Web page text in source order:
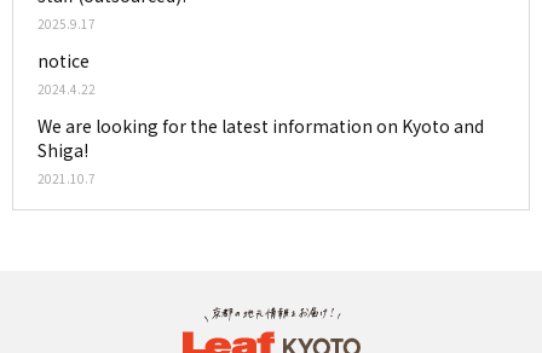
2025.9.17
notice
2024.4.22
We are looking for the latest information on Kyoto and
Shiga!
2021.10.7